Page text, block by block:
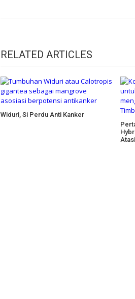
RELATED ARTICLES
Widuri, Si Perdu Anti Kanker